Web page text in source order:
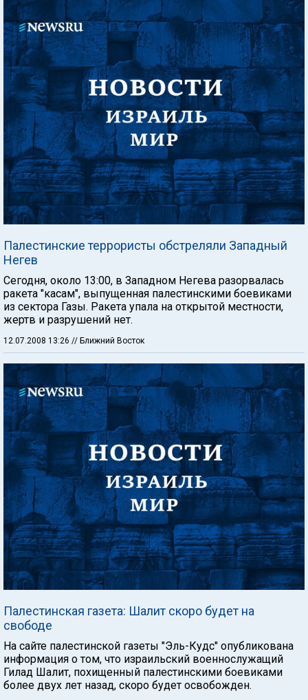
Палестинские террористы обстреляли Западный
Негев
Сегодня, около 13:00, в Западном Негева разорвалась
ракета "касам", выпущенная палестинскими боевиками
из сектора Газы. Ракета упала на открытой местности,
жертв и разрушений нет.
12.07.2008 13:26 // Ближний Восток
Палестинская газета: Шалит скоро будет на
свободе
На сайте палестинской газеты "Эль-Кудс" опубликована
информация о том, что израильский военнослужащий
Гилад Шалит, похищенный палестинскими боевиками
более двух лет назад, скоро будет освобожден.